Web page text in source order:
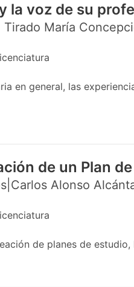
la voz de su
María
en general, las
de un Plan
Alonso
de planes de